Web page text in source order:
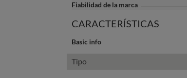
Fiabilidad de la marca
CARACTERÍSTICAS
Basic info
Tipo